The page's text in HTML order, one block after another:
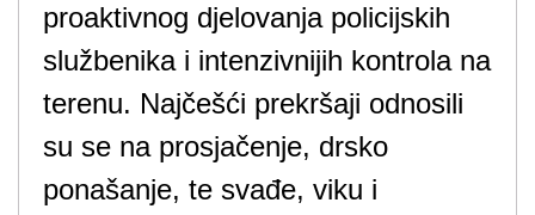
proaktivnog djelovanja policijskih
službenika i intenzivnijih kontrola na
terenu. Najčešći prekršaji odnosili
su se na prosjačenje, drsko
ponašanje, te svađe, viku i